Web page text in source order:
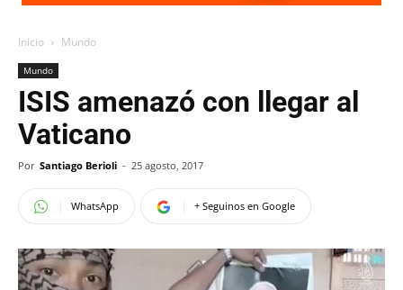
Inicio Mundo
Mundo
ISIS amenazó con llegar al
Vaticano
Por Santiago Berioli - 25 agosto, 2017
WhatsApp + Seguinos en Google